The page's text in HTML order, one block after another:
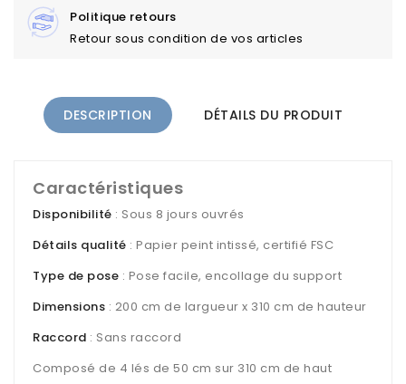
Politique retours
Retour sous condition de vos articles
DESCRIPTION DÉTAILS DU PRODUIT
Caractéristiques
Disponibilité : Sous 8 jours ouvrés
Détails qualité : Papier peint intissé, certifié FSC
Type de pose : Pose facile, encollage du support
Dimensions : 200 cm de largueur x 310 cm de hauteur
Raccord : Sans raccord
Composé de 4 lés de 50 cm sur 310 cm de haut